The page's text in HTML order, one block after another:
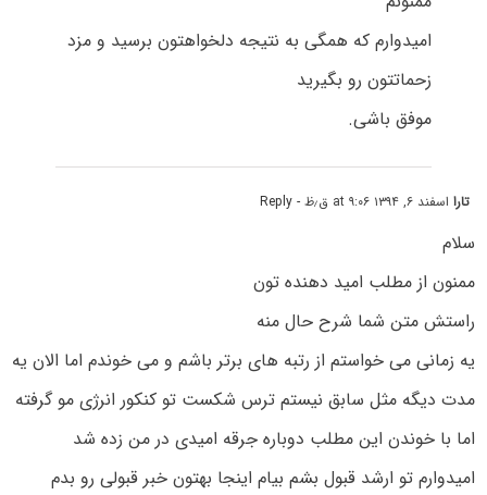
امیدوارم که همگی به نتیجه دلخواهتون برسید و مزد
زحماتتون رو بگیرید
موفق باشی.
تارااسفند ۶, ۱۳۹۴ at ۹:۰۶ ق٫ظ - Reply
سلام
ممنون از مطلب امید دهنده تون
راستش متن شما شرح حال منه
یه زمانی می خواستم از رتبه های برتر باشم و می خوندم اما الان یه
مدت دیگه مثل سابق نیستم ترس شکست تو کنکور انرژی مو گرفته
اما با خوندن این مطلب دوباره جرقه امیدی در من زده شد
امیدوارم تو ارشد قبول بشم بیام اینجا بهتون خبر قبولی رو بدم